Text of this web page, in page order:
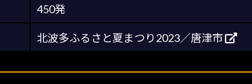
450発
北波多ふるさと夏まつり2023／唐津市